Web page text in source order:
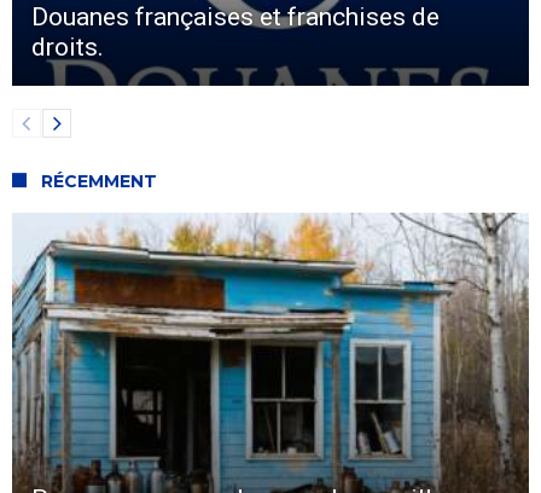
Douanes françaises et franchises de
droits.
RÉCEMMENT